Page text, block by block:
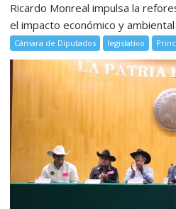
Ricardo Monreal impulsa la
el impacto económico y
Cámara de Diputados legislativo